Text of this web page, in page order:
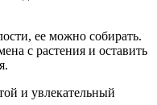
ее можно собирать.
с растения и оставить
и увлекательный